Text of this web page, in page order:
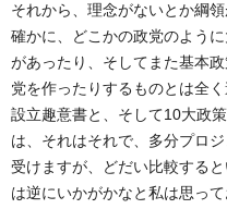
それから、理念がないとか綱
確かに、どこかの政党のよう
があったり、そしてまた基本
党を作ったりするものとは全く
設立趣意書と、そして10大政
は、それはそれで、多分プロ
受けますが、どだい比較する
は逆にいかがかなと私は思って